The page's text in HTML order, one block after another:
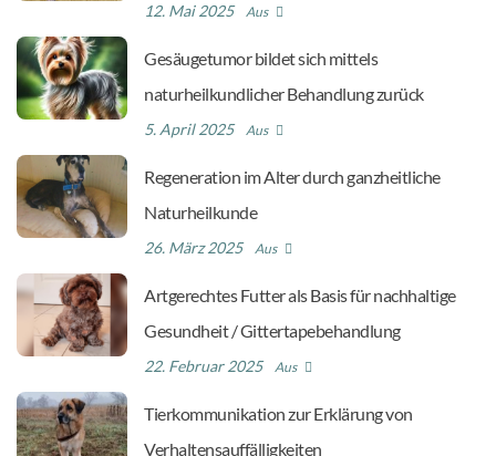
12. Mai 2025 Aus
Gesäugetumor bildet sich mittels
naturheilkundlicher Behandlung zurück
5. April 2025 Aus
Regeneration im Alter durch ganzheitliche
Naturheilkunde
26. März 2025 Aus
Artgerechtes Futter als Basis für nachhaltige
Gesundheit / Gittertapebehandlung
22. Februar 2025 Aus
Tierkommunikation zur Erklärung von
Verhaltensauffälligkeiten